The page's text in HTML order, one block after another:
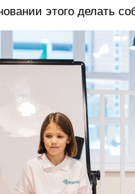
этого делать